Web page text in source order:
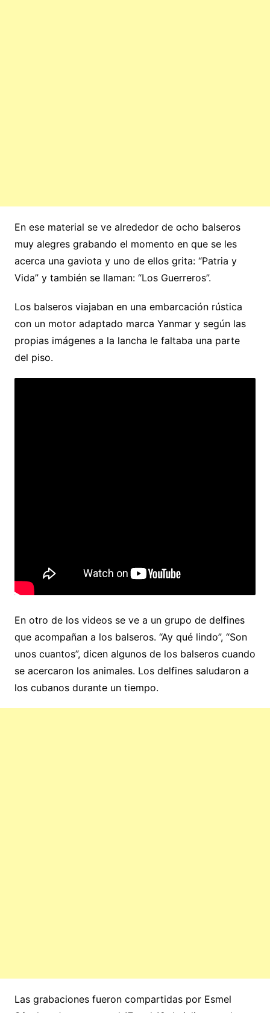
En ese material se ve alrededor de ocho balseros
muy alegres grabando el momento en que se les
acerca una gaviota y uno de ellos grita: “Patria y
Vida” y también se llaman: “Los Guerreros”.
Los balseros viajaban en una embarcación rústica
con un motor adaptado marca Yanmar y según las
propias imágenes a la lancha le faltaba una parte
del piso.
En otro de los videos se ve a un grupo de delfines
que acompañan a los balseros. “Ay qué lindo”, “Son
unos cuantos”, dicen algunos de los balseros cuando
se acercaron los animales. Los delfines saludaron a
los cubanos durante un tiempo.
Las grabaciones fueron compartidas por Esmel